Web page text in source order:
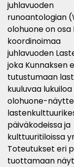
juhlavuoden
runoantologian
olohuone on osa
koordinoimaa
juhlavuoden
joka Kunnaksen
tutustumaan
kuuluvaa
olohuone-
päiväkodeissa ja
kulttuuritiloissa
Toteutukset eri
tuottamaan